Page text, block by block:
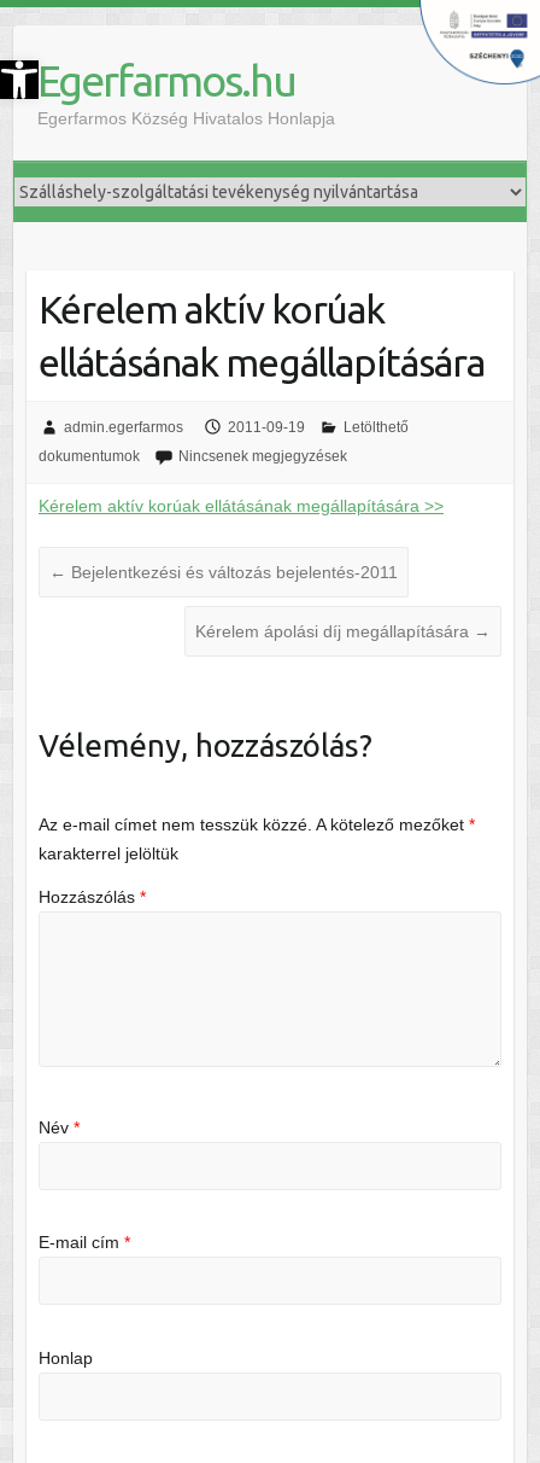
Eszköztár megnyitása Egerfarmos.hu
Egerfarmos Község Hivatalos Honlapja
Kérelem aktív korúak
ellátásának megállapítására
admin.egerfarmos 2011-09-19
Letölthető
dokumentumok
Nincsenek megjegyzések
Kérelem aktív korúak ellátásának megállapítására >>
← Bejelentkezési és változás bejelentés-2011
Kérelem ápolási díj megállapítására →
Vélemény, hozzászólás?
Az e-mail címet nem tesszük közzé. A kötelező mezőket *
karakterrel jelöltük
Hozzászólás *
Név *
E-mail cím *
Honlap